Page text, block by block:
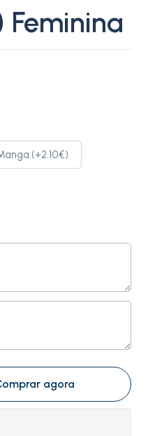
Feminina
(+2.10€)
agora